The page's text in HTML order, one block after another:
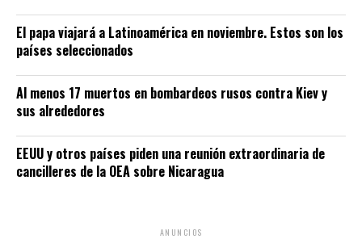
El papa viajará a Latinoamérica en noviembre. Estos son los
países seleccionados
Al menos 17 muertos en bombardeos rusos contra Kiev y
sus alrededores
EEUU y otros países piden una reunión extraordinaria de
cancilleres de la OEA sobre Nicaragua
ANUNCIOS